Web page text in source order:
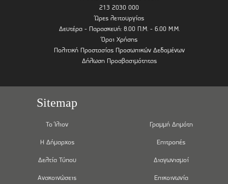
213 2030 000
Ώρες λειτουργίας
Δευτέρα - Παρασκευή: 8.00 Π.Μ. - 6.00 Μ.Μ.
Όροι Χρήσης
Πολιτική Προστασίας Προσωπικών Δεδομένων
Δήλωση Προσβασιμότητας
Sitemap
Το Ίλιον
Η Δήμαρχος
Δελτία Τύπου
Ανακοινώσεις
Γραμμή Δημότη
Επιτροπές
Διαγωνισμοί
Επικοινωνία